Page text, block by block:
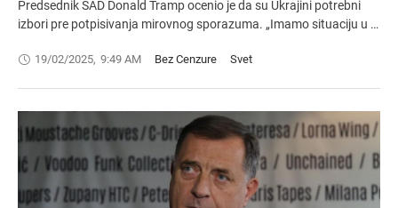
Predsednik SAD Donald Tramp ocenio je da su Ukrajini potrebni
izbori pre potpisivanja mirovnog sporazuma. „Imamo situaciju u …
19/02/2025, 9:49 AM Bez Cenzure Svet